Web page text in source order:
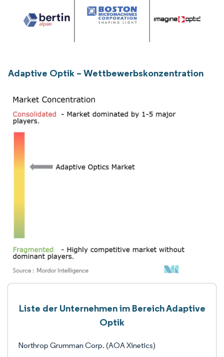
Adaptive Optik – Wettbewerbskonzentration
Liste der Unternehmen im Bereich Adaptive
Optik
Northrop Grumman Corp. (AOA Xinetics)